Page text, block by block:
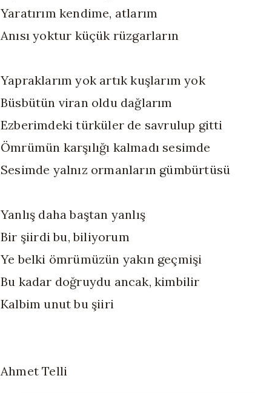
Yaratırım kendime, atlarım
Anısı yoktur küçük rüzgarların
Yapraklarım yok artık kuşlarım yok
Büsbütün viran oldu dağlarım
Ezberimdeki türküler de savrulup gitti
Ömrümün karşılığı kalmadı sesimde
Sesimde yalnız ormanların gümbürtüsü
Yanlış daha baştan yanlış
Bir şiirdi bu, biliyorum
Ye belki ömrümüzün yakın geçmişi
Bu kadar doğruydu ancak, kimbilir
Kalbim unut bu şiiri
Ahmet Telli